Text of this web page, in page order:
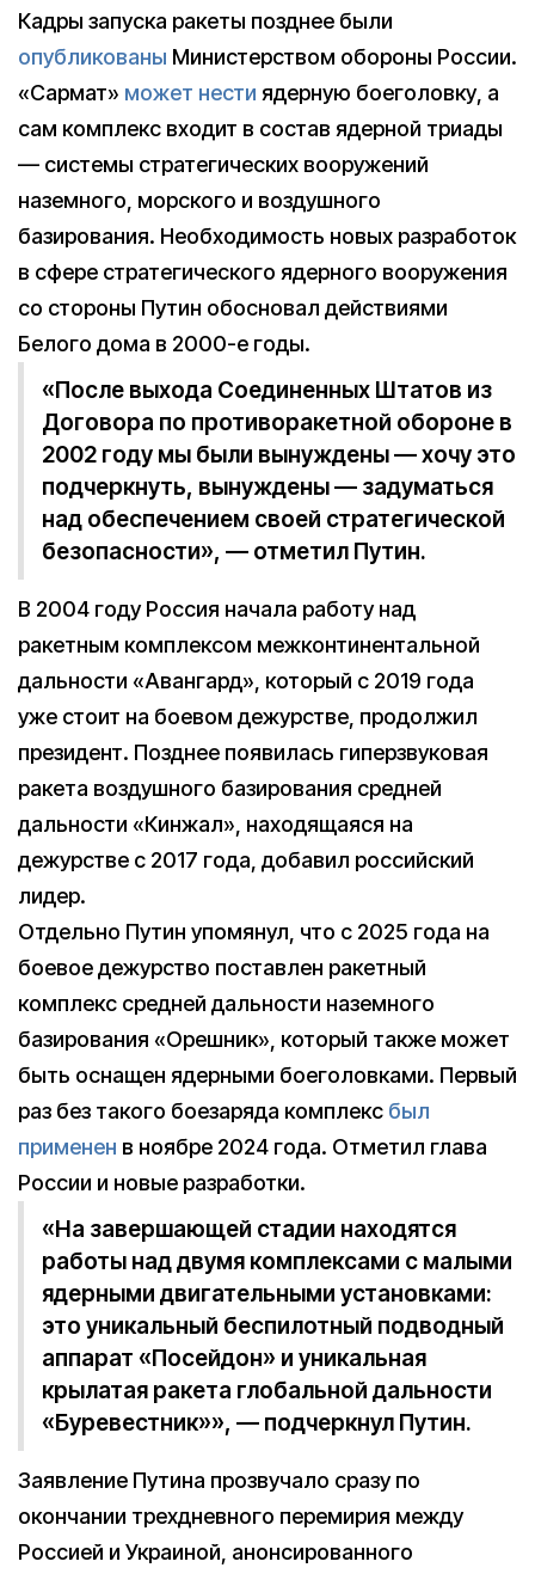
Кадры запуска ракеты позднее были
опубликованы Министерством обороны России.
«Сармат» может нести ядерную боеголовку, а
сам комплекс входит в состав ядерной триады
— системы стратегических вооружений
наземного, морского и воздушного
базирования. Необходимость новых разработок
в сфере стратегического ядерного вооружения
со стороны Путин обосновал действиями
Белого дома в 2000-е годы.
«После выхода Соединенных Штатов из
Договора по противоракетной обороне в
2002 году мы были вынуждены — хочу это
подчеркнуть, вынуждены — задуматься
над обеспечением своей стратегической
безопасности», — отметил Путин.
В 2004 году Россия начала работу над
ракетным комплексом межконтинентальной
дальности «Авангард», который с 2019 года
уже стоит на боевом дежурстве, продолжил
президент. Позднее появилась гиперзвуковая
ракета воздушного базирования средней
дальности «Кинжал», находящаяся на
дежурстве с 2017 года, добавил российский
лидер.
Отдельно Путин упомянул, что с 2025 года на
боевое дежурство поставлен ракетный
комплекс средней дальности наземного
базирования «Орешник», который также может
быть оснащен ядерными боеголовками. Первый
раз без такого боезаряда комплекс был
применен в ноябре 2024 года. Отметил глава
России и новые разработки.
«На завершающей стадии находятся
работы над двумя комплексами с малыми
ядерными двигательными установками:
это уникальный беспилотный подводный
аппарат «Посейдон» и уникальная
крылатая ракета глобальной дальности
«Буревестник»», — подчеркнул Путин.
Заявление Путина прозвучало сразу по
окончании трехдневного перемирия между
Россией и Украиной, анонсированного